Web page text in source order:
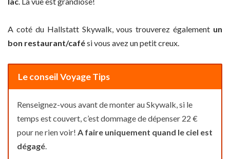
A coté du Hallstatt Skywalk, vous trouverez également un
bon restaurant/cafési vous avez un petit creux.
Le conseil Voyage Tips
Renseignez-vous avant de monter au Skywalk, si le
temps est couvert, c’est dommage de dépenser 22 €
pour ne rien voir! A faire uniquement quand le ciel est
dégagé.